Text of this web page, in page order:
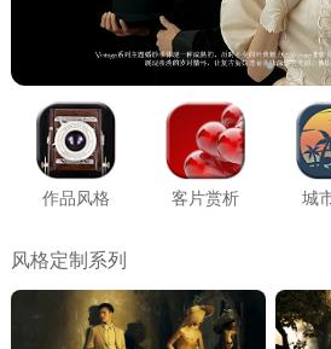
作品风格 客片赏析 城
风格定制系列